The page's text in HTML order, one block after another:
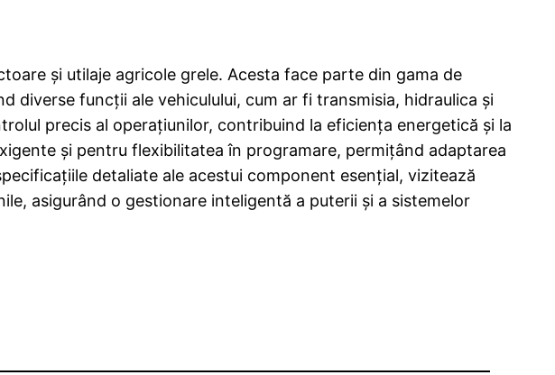
și utilaje agricole grele. Acesta face parte din gama de
diverse funcții ale vehiculului, cum ar fi transmisia, hidraulica și
precis al operațiunilor, contribuind la eficiența energetică și la
și pentru flexibilitatea în programare, permițând adaptarea
detaliate ale acestui component esențial, vizitează
asigurând o gestionare inteligentă a puterii și a sistemelor